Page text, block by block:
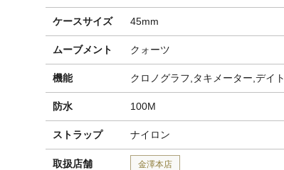
ケースサイズ 45mm
ムーブメント クォーツ
機能 クロノグラフ,タキメーター,デイト
防水 100M
ストラップ ナイロン
取扱店舗 金澤本店